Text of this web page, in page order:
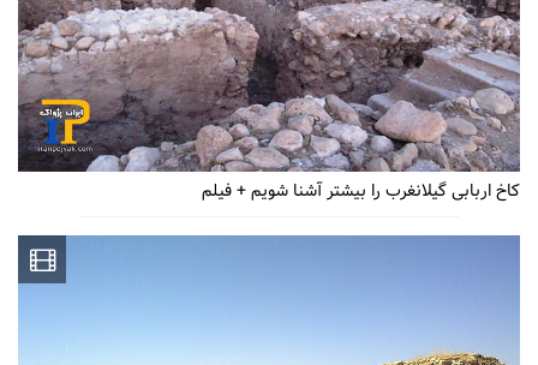
کاخ اربابی گیلانغرب را بیشتر آشنا شویم + فیلم